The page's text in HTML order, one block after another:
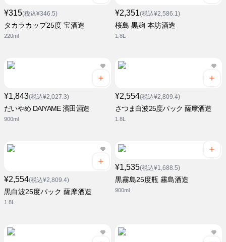
¥315(税込¥346.5)
タカラカップ25度 宝酒造
220ml
¥2,351(税込¥2,586.1)
桜島 黒麹 本坊酒造
1.8L
¥1,843(税込¥2,027.3)
だいやめ DAIYAME 濱田酒造
900ml
¥2,554(税込¥2,809.4)
さつま白波25度パック 薩摩酒造
1.8L
¥2,554(税込¥2,809.4)
黒白波25度パック 薩摩酒造
1.8L
¥1,535(税込¥1,688.5)
黒霧島25度瓶 霧島酒造
900ml